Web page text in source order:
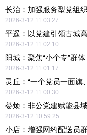
长治：加强服务型党组
2026-3-12 11:03:27
平遥：以党建引领古城
2026-3-12 11:02:10
阳城：聚焦“小个专”
2026-3-12 11:01:17
灵丘：“一个党员一面
2026-3-12 11:00:30
娄烦：非公党建赋能县
2026-3-12 10:59:25
小店：增强网约配送员